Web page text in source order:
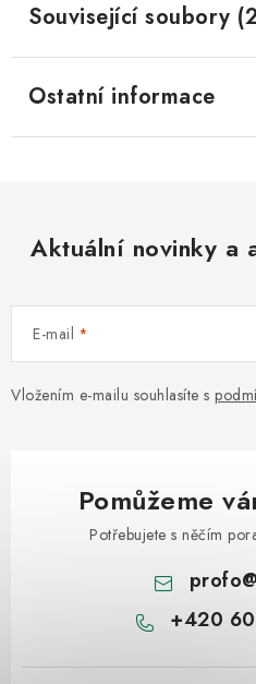
Související soubory
Ostatní informace
Aktuální novinky a
E-mail
Vložením e-mailu souhlasíte s
Pomůžeme
Potřebujete s něčím
profo
+420